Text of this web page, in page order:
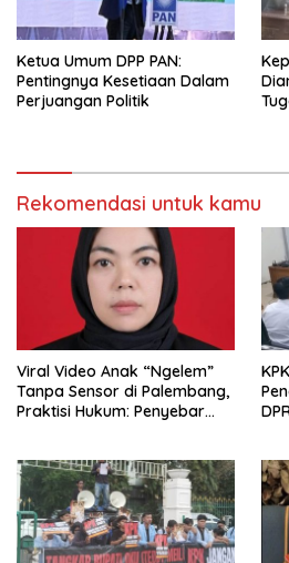
Ketua Umum DPP PAN:
Pentingnya Kesetiaan Dalam
Perjuangan Politik
Rekomendasi untuk kamu
Viral Video Anak “Ngelem”
Tanpa Sensor di Palembang,
Praktisi Hukum: Penyebar